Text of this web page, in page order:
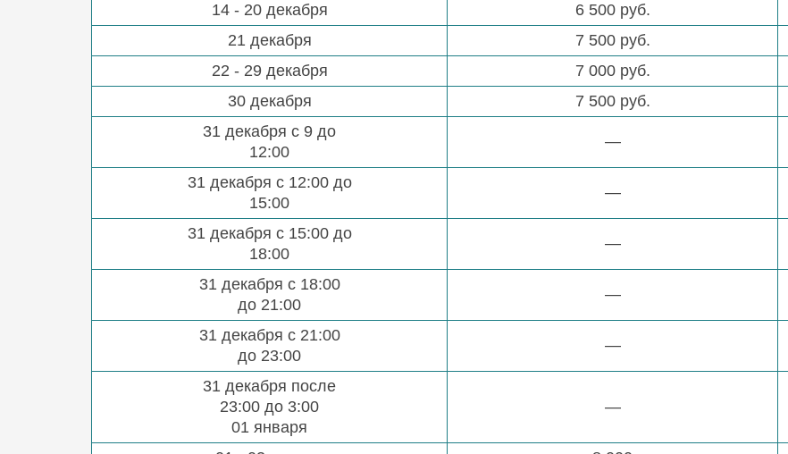
14 - 20 декабря
6 500 руб.
21 декабря
7 500 руб.
22 - 29 декабря
7 000 руб.
30 декабря
7 500 руб.
31 декабря с 9 до
12:00
—
31 декабря с 12:00 до
15:00
—
31 декабря с 15:00 до
18:00
—
31 декабря с 18:00
до 21:00
—
31 декабря с 21:00
до 23:00
—
31 декабря после
23:00 до 3:00
01 января
—